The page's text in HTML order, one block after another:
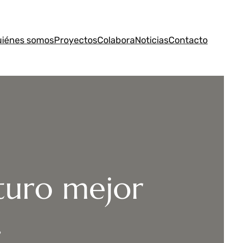
somosProyectosColaboraNoticiasContacto
mejor